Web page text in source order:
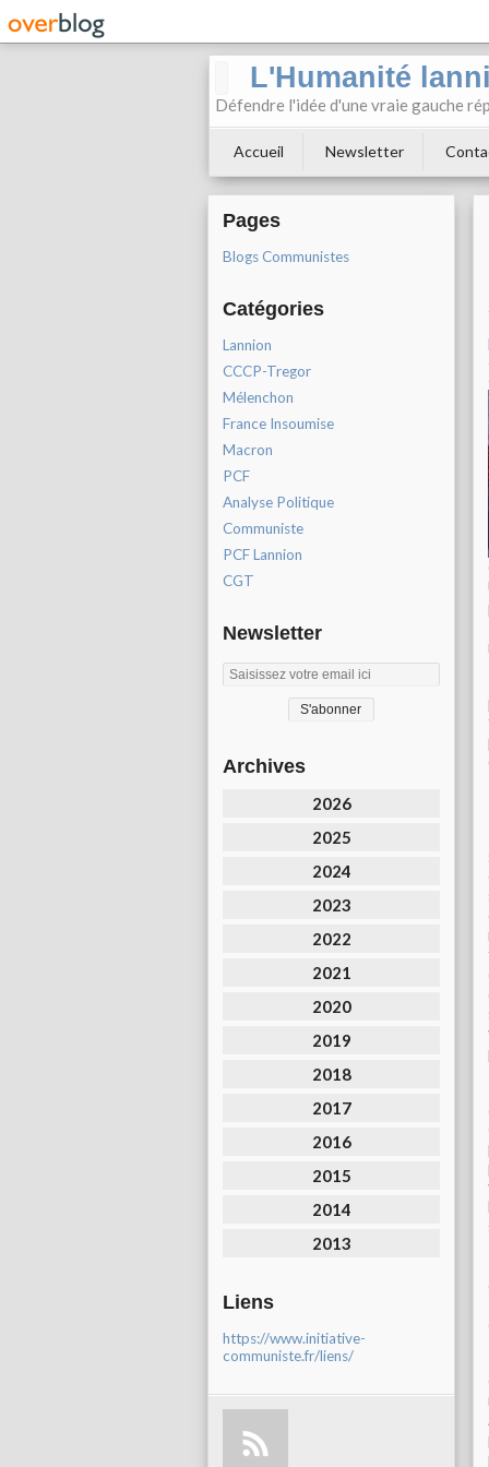
L'Humanité
Défendre l'idée d'une vraie gauche
Accueil Newsletter
Pages
Blogs Communistes
Catégories
Lannion
CCCP-Tregor
Mélenchon
France Insoumise
Macron
PCF
Analyse Politique
Communiste
PCF Lannion
CGT
Newsletter
Archives
2026
2025
2024
2023
2022
2021
2020
2019
2018
2017
2016
2015
2014
2013
Liens
https://www.initiative-
communiste.fr/liens/